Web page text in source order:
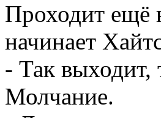
Проходит ещё
начинает
- Так
Молчание.